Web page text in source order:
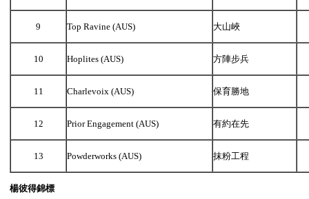
9 Top Ravine (AUS) 大山峽
10 Hoplites (AUS) 方陣步兵
11 Charlevoix (AUS) 保育勝地
12 Prior Engagement (AUS) 有約在先
13 Powderworks (AUS) 抹粉工程
楊彼得錦標